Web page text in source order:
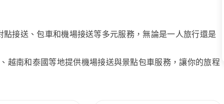
接送、包車和機場接送等多元服務，無論是一人旅行還是
越南和泰國等地提供機場接送與景點包車服務，讓你的旅程